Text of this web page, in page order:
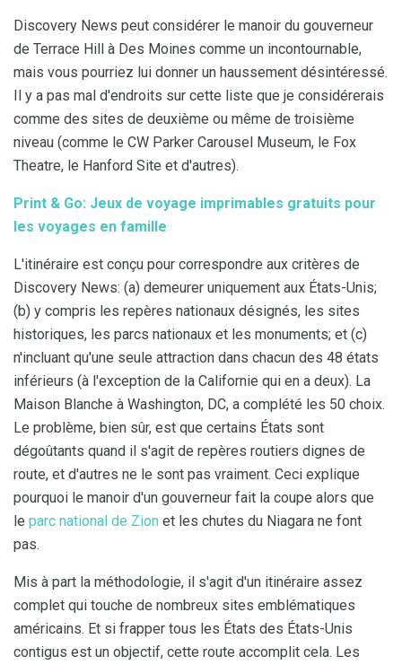
Discovery News peut considérer le manoir du gouverneur
de Terrace Hill à Des Moines comme un incontournable,
mais vous pourriez lui donner un haussement désintéressé.
Il y a pas mal d'endroits sur cette liste que je considérerais
comme des sites de deuxième ou même de troisième
niveau (comme le CW Parker Carousel Museum, le Fox
Theatre, le Hanford Site et d'autres).
Print & Go: Jeux de voyage imprimables gratuits pour
les voyages en famille
L'itinéraire est conçu pour correspondre aux critères de
Discovery News: (a) demeurer uniquement aux États-Unis;
(b) y compris les repères nationaux désignés, les sites
historiques, les parcs nationaux et les monuments; et (c)
n'incluant qu'une seule attraction dans chacun des 48 états
inférieurs (à l'exception de la Californie qui en a deux). La
Maison Blanche à Washington, DC, a complété les 50 choix.
Le problème, bien sûr, est que certains États sont
dégoûtants quand il s'agit de repères routiers dignes de
route, et d'autres ne le sont pas vraiment. Ceci explique
pourquoi le manoir d'un gouverneur fait la coupe alors que
le parc national de Zion et les chutes du Niagara ne font
pas.
Mis à part la méthodologie, il s'agit d'un itinéraire assez
complet qui touche de nombreux sites emblématiques
américains. Et si frapper tous les États des États-Unis
contigus est un objectif, cette route accomplit cela. Les